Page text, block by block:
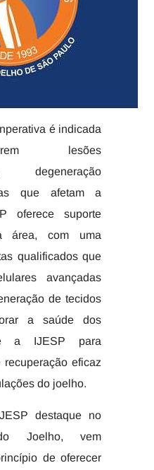
é indicada
lesões
degeneração
que afetam a
oferece suporte
área, com uma
qualificados que
avançadas
de tecidos
a saúde dos
a IJESP para
eficaz
do joelho.
destaque no
Joelho, vem
de oferecer